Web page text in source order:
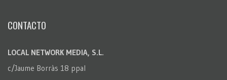
CONTACTO
LOCAL NETWORK MEDIA, S.L.
c/Jaume Borràs 18 ppal